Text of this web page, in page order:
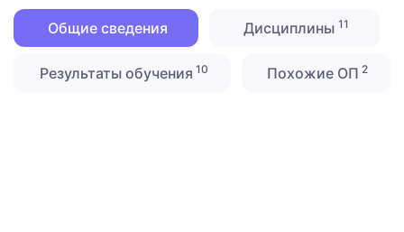
Общие сведения Дисциплины 11
Результаты обучения 10 Похожие ОП 2